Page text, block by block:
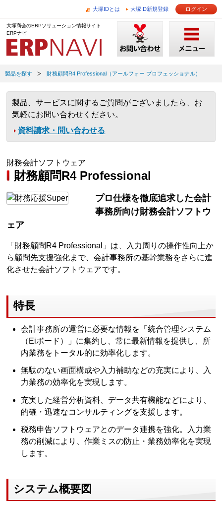
大塚IDとは 大塚ID新規登録 ログイン
大塚商会のERPソリューション情報サイト
ERPナビ
製品を探す 財務顧問R4 Professional（アールフォー プロフェッショナル）
製品、サービスに関するご質問がございましたら、お
気軽にお問い合わせください。
資料請求・問い合わせる
財務会計ソフトウェア
財務顧問R4 Professional
プロ仕様を徹底追求した会計
事務所向け財務会計ソフトウ
ェア
「財務顧問R4 Professional」は、入力周りの操作性向上か
ら顧問先支援強化まで、会計事務所の基幹業務をさらに進
化させた会計ソフトウェアです。
特長
会計事務所の運営に必要な情報を「統合管理システム
（Eiボード）」に集約し、常に最新情報を提供し、所
内業務をトータル的に効率化します。
無駄のない画面構成や入力補助などの充実により、入
力業務の効率化を実現します。
充実した経営分析資料、データ共有機能などにより、
的確・迅速なコンサルティングを支援します。
税務申告ソフトウェアとのデータ連携を強化。入力業
務の削減により、作業ミスの防止・業務効率化を実現
します。
システム概要図